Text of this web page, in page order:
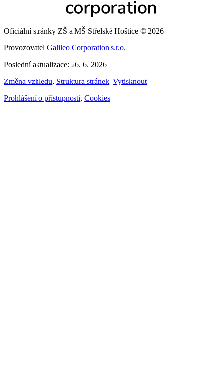
Oficiální stránky ZŠ a MŠ Střelské Hoštice © 2026
Provozovatel Galileo Corporation s.r.o.
Poslední aktualizace: 26. 6. 2026
Změna vzhledu, Struktura stránek, Vytisknout
Prohlášení o přístupnosti, Cookies